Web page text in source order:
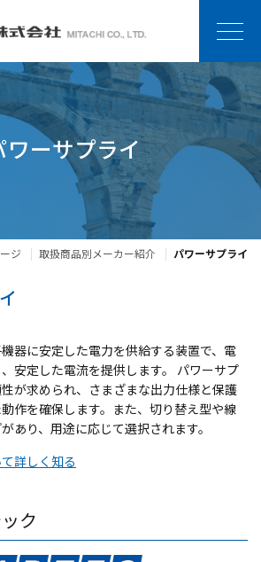
ワーサプライ
ジ 取扱商品別メーカー紹介 パワーサプライ
器に安定した電力を供給する装置で、電
安定した電流を提供します。 パワーサプ
が求められ、さまざまな出力仕様と保護
作を確保します。また、切り替え型や線
あり、用途に応じて選択されます。
詳しく知る
ク